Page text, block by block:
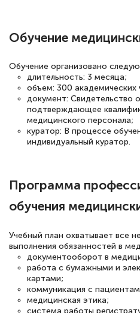
статьи. Времени на
аттестацию в школе.
Евгения
Знаток города 2
Спасибо большое
вежливое
квалификации. Ещё
Елена Петрикс
Знаток города 5
Обучение
Обучение организовано
длительность: 3 месяца;
объем: 300 академических
документ: Свидетельство
подтверждающее
медицинского персонала;
куратор: В процессе
индивидуальный куратор.
Программа
обучения
Учебный план охватывает все
выполнения обязанностей в
документооборот в
работа с бумажными и
картами;
коммуникация с
медицинская этика;
система работы